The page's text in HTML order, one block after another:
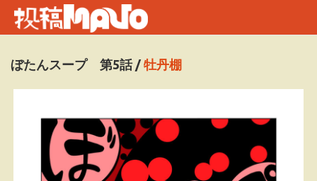
ぼたんスープ 第5話/牡丹棚